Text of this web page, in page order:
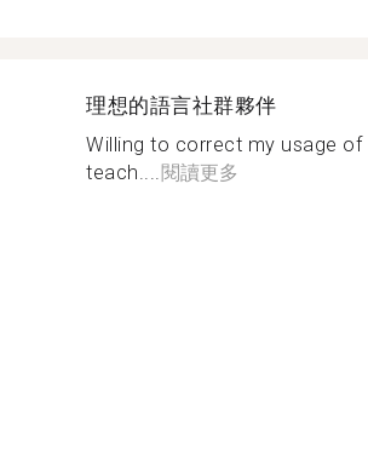
理想的語言社群夥伴
Willing to correct my usage of
teach....閱讀更多